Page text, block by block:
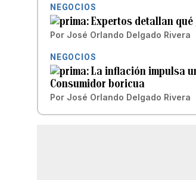
NEGOCIOS
Expertos detallan
Por José Orlando Delgado Rivera
NEGOCIOS
La inflación impulsa
Consumidor boricua
Por José Orlando Delgado Rivera